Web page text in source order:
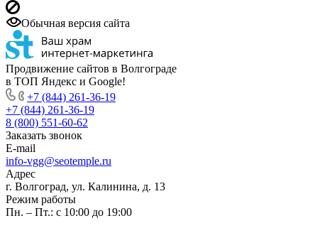
Обычная версия сайта
Продвижение сайтов в Волгограде
в ТОП Яндекс и Google!
+7 (844) 261-36-19
+7 (844) 261-36-19
8 (800) 551-60-62
Заказать звонок
E-mail
info-vgg@seotemple.ru
Адрес
г. Волгоград, ул. Калинина, д. 13
Режим работы
Пн. – Пт.: с 10:00 до 19:00